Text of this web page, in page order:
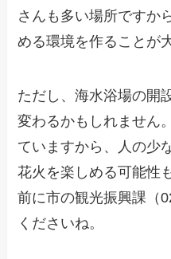
さんも多い場所ですか
める環境を作ることが
ただし、海水浴場の開
変わるかもしれません
ていますから、人の少
花火を楽しめる可能性
前に市の観光振興課（
くださいね。